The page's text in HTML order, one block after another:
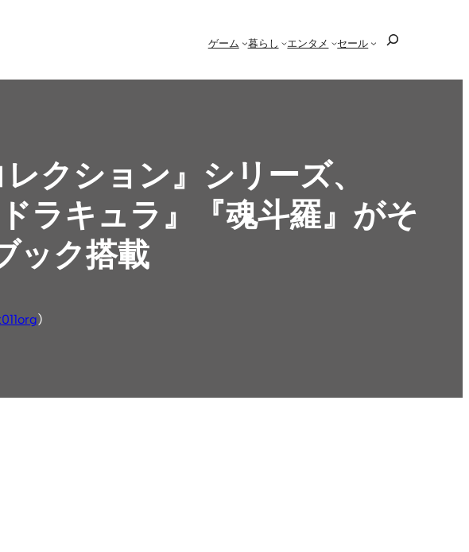
ゲーム 暮らし エンタメ セール
クション』シリーズ、
ラキュラ』『魂斗羅』がそ
ック搭載
)